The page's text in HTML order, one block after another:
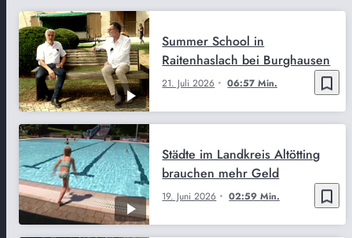
bookmark_border
21. Juli 2026 06:57 Min.
Summer School in
Raitenhaslach bei Burghausen
bookmark_border
19. Juni 2026 02:59 Min.
Städte im Landkreis Altötting
brauchen mehr Geld